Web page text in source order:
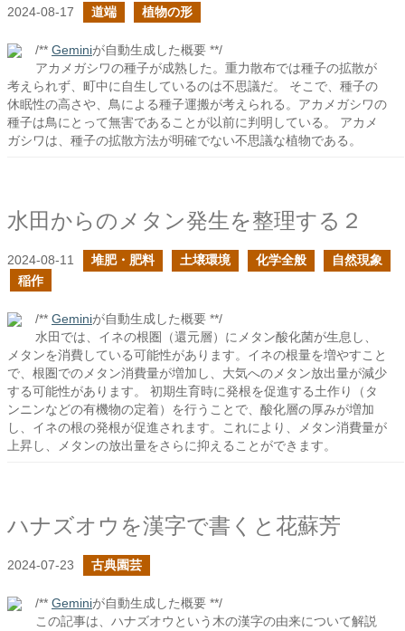
2024-08-17 道端 植物の形
/** Geminiが自動生成した概要 **/
アカメガシワの種子が成熟した。重力散布では種子の拡散が
考えられず、町中に自生しているのは不思議だ。 そこで、種子の
休眠性の高さや、鳥による種子運搬が考えられる。アカメガシワの
種子は鳥にとって無害であることが以前に判明している。 アカメ
ガシワは、種子の拡散方法が明確でない不思議な植物である。
水田からのメタン発生を整理する２
2024-08-11 堆肥・肥料 土壌環境 化学全般
自然現象
稲作
/** Geminiが自動生成した概要 **/
水田では、イネの根圏（還元層）にメタン酸化菌が生息し、
メタンを消費している可能性があります。イネの根量を増やすこと
で、根圏でのメタン消費量が増加し、大気へのメタン放出量が減少
する可能性があります。 初期生育時に発根を促進する土作り（タ
ンニンなどの有機物の定着）を行うことで、酸化層の厚みが増加
し、イネの根の発根が促進されます。これにより、メタン消費量が
上昇し、メタンの放出量をさらに抑えることができます。
ハナズオウを漢字で書くと花蘇芳
2024-07-23 古典園芸
/** Geminiが自動生成した概要 **/
この記事は、ハナズオウという木の漢字の由来について解説